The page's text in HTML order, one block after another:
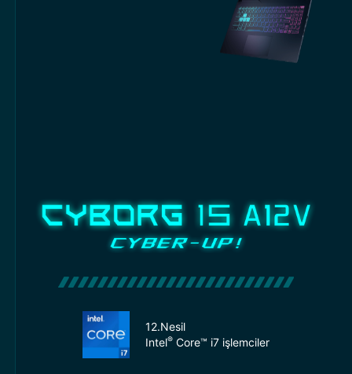
12.Nesil
Intel®Core™ i7 işlemciler